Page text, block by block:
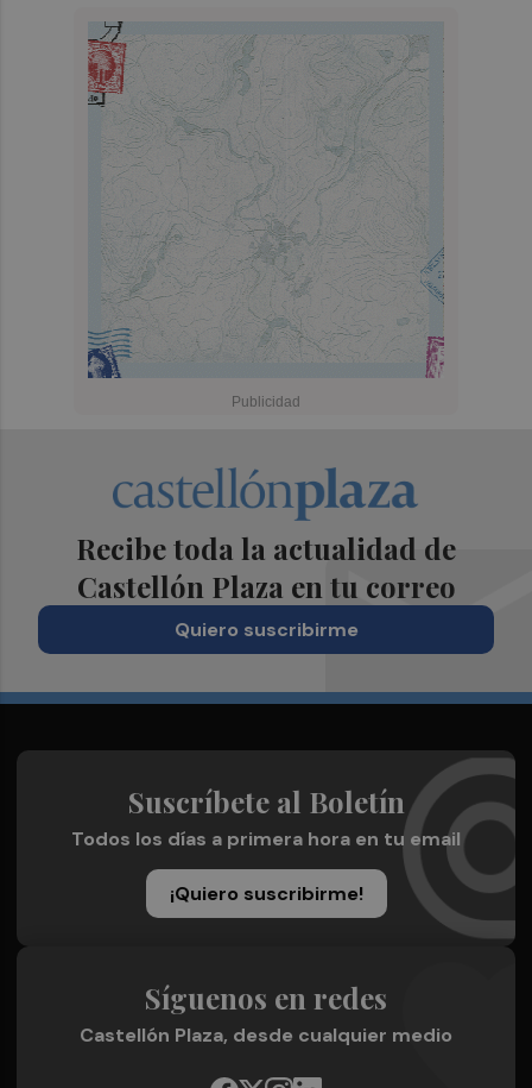
Recibe toda la actualidad de
Castellón Plaza en tu correo
Quiero suscribirme
Suscríbete al Boletín
Todos los días a primera hora en tu email
¡Quiero suscribirme!
Síguenos en redes
Castellón Plaza, desde cualquier medio